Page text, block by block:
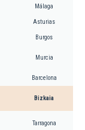
Málaga
Asturias
Burgos
Murcia
Barcelona
Bizkaia
Tarragona